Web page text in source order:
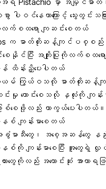
ာ ပါဝင်နေတာကြောင့် သွေးတွင်း
လက်စထရော ကျဆင်းစေတယ်
က ဓာတ်တိုးဆန့်ကျင်ပစ္စည်း က
စေနိုင်ပြီး အကျိုးပြုကိုလက်စထရ
န် ထိန်းညှိပေးပါတယ်
ကြွယ်ဝသလို ဓာတ်တိုးဆန့်ကျင်
င်းမှု ကောင်းစေသလို နှလုံးကို ကျန်း
ြစ်စေဖို့လည်း ကာကွယ်ပေးပါတယ်။
နစ် ကျန်းမာစေတယ်
ာ အခွံမာသီးတွေ၊ အစေ့အဆန်တွေ
နစ်ကို ကျန်းမာစေပြီး အူတွေရဲ့
းတွေ ကိုလည်း အကောင်းဆုံး အာဟာရ